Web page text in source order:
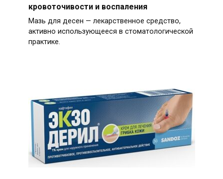
кровоточивости и воспаления
Мазь для десен — лекарственное средство,
активно использующееся в стоматологической
практике.